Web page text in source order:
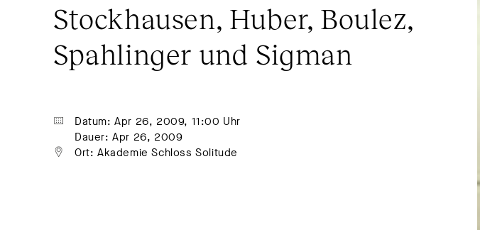
Stockhausen, Huber, Boulez,
Spahlinger und Sigman
Datum: Apr 26, 2009, 11:00 Uhr
Dauer: Apr 26, 2009
Ort: Akademie Schloss Solitude